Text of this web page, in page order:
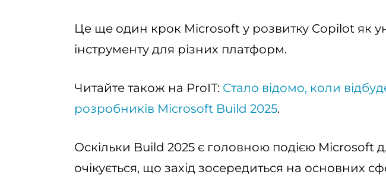
Це ще один крок Microsoft у розвитку Copilot як
інструменту для різних платформ.
Читайте також на ProIT: Стало відомо, коли
розробників Microsoft Build 2025.
Оскільки Build 2025 є головною подією Microsoft
очікується, що захід зосередиться на основних